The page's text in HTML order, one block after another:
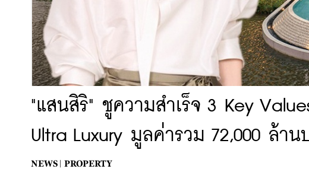
"แสนสิริ" ชูความสำเร็จ 3 Key
Ultra Luxury มูลค่ารวม 72,000 ล้าน
NEWS | PROPERTY